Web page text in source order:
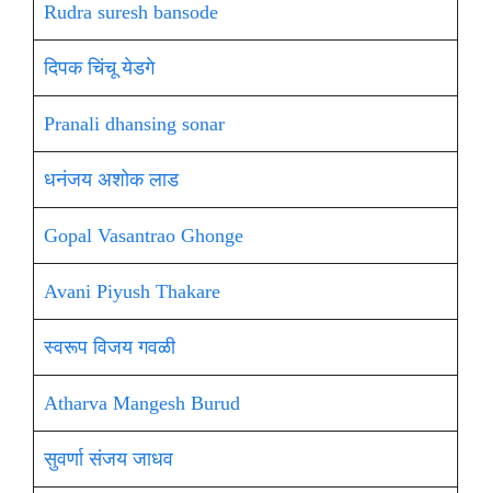
Rudra suresh bansode
दिपक चिंचू येडगे
Pranali dhansing sonar
धनंजय अशोक लाड
Gopal Vasantrao Ghonge
Avani Piyush Thakare
स्वरूप विजय गवळी
Atharva Mangesh Burud
सुवर्णा संजय जाधव